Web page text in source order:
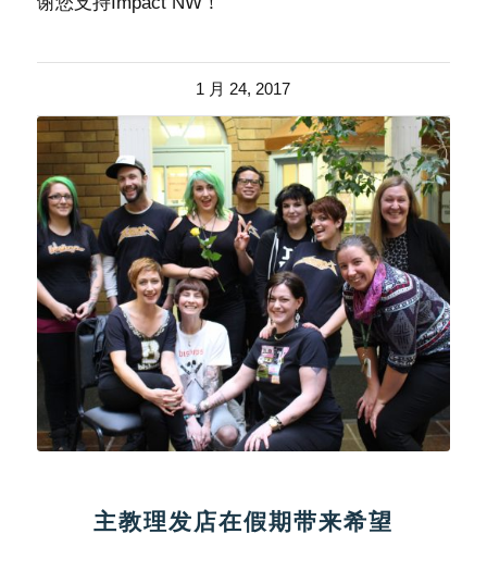
1 月 24, 2017
主教理发店在假期带来希望